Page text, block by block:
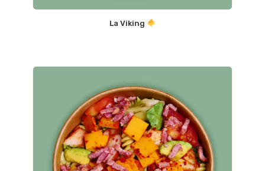
La Viking